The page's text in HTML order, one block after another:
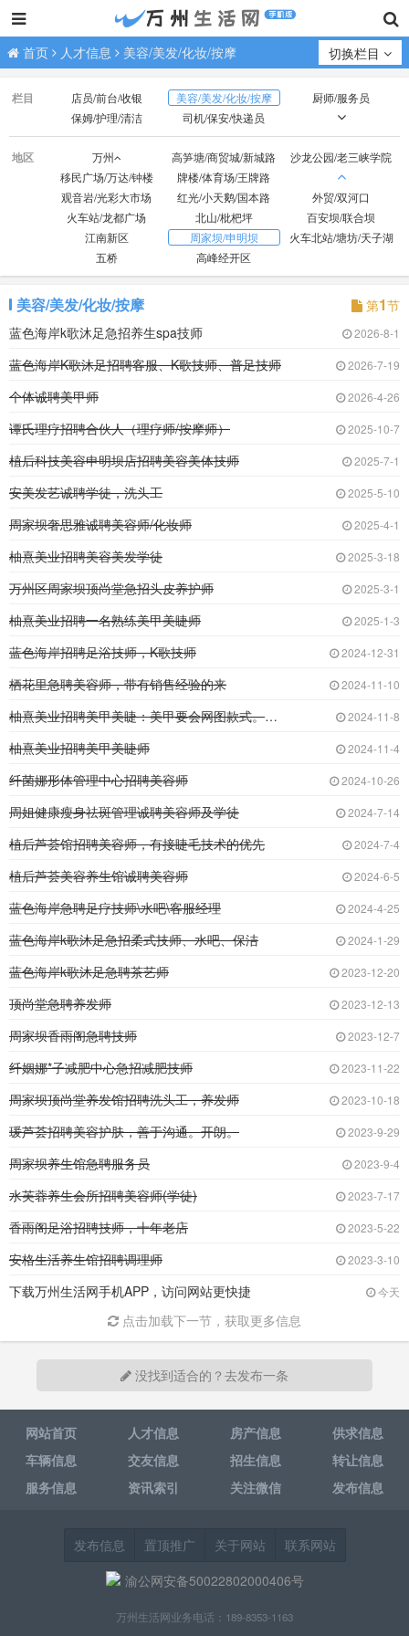
首页 人才信息 美容/美发/化妆/按摩 切换栏目
栏目 店员/前台/收银 美容/美发/化妆/按摩
厨师/服务员
保姆/护理/清洁
司机/保安/快递员
技工/普工
业务/销售/营销
文员/助理/设计/策划
财会/出纳/库管
经营/行政/人事/后勤
教师/教练/助教
医生/护士
网络/电商/代练
钟点工/兼职/寒暑假工
在校生/实习
无具体意向求职
地区 万州 高笋塘/商贸城/新城路
沙龙公园/老三峡学院
移民广场/万达/钟楼
牌楼/体育场/王牌路
观音岩/光彩大市场
红光/小天鹅/国本路
外贸/双河口
火车站/龙都广场
北山/枇杷坪
百安坝/联合坝
江南新区
周家坝/申明坝
火车北站/塘坊/天子湖
五桥
高峰经开区
美容/美发/化妆/按摩 第1节
蓝色海岸k歌沐足急招养生spa技师
2026-8-1
蓝色海岸K歌沐足招聘客服、K歌技师、普足技师 2026-7-19
个体诚聘美甲师 2026-4-26
谭氏理疗招聘合伙人（理疗师/按摩师） 2025-10-7
植后科技美容申明坝店招聘美容美体技师 2025-7-1
安美发艺诚聘学徒，洗头工 2025-5-10
周家坝奢思雅诚聘美容师/化妆师 2025-4-1
柚熹美业招聘美容美发学徒 2025-3-18
万州区周家坝顶尚堂急招头皮养护师 2025-3-1
柚熹美业招聘一名熟练美甲美睫师 2025-1-3
蓝色海岸招聘足浴技师，K歌技师 2024-12-31
栖花里急聘美容师，带有销售经验的来 2024-11-10
柚熹美业招聘美甲美睫：美甲要会网图款式。美睫 2024-11-8
柚熹美业招聘美甲美睫师 2024-11-4
纤菌娜形体管理中心招聘美容师 2024-10-26
周姐健康瘦身祛斑管理诚聘美容师及学徒 2024-7-14
植后芦荟馆招聘美容师，有接睫毛技术的优先 2024-7-4
植后芦荟美容养生馆诚聘美容师 2024-6-5
蓝色海岸急聘足疗技师\水吧\客服经理 2024-4-25
蓝色海岸k歌沐足急招柔式技师、水吧、保洁 2024-1-29
蓝色海岸k歌沐足急聘茶艺师 2023-12-20
顶尚堂急聘养发师 2023-12-13
周家坝香雨阁急聘技师 2023-12-7
纤姻娜*子减肥中心急招减肥技师 2023-11-22
周家坝顶尚堂养发馆招聘洗头工，养发师 2023-10-18
瑗芦荟招聘美容护肤，善于沟通。开朗。 2023-9-29
周家坝养生馆急聘服务员 2023-9-4
水芙蓉养生会所招聘美容师(学徒) 2023-7-17
香雨阁足浴招聘技师，十年老店 2023-5-22
安格生活养生馆招聘调理师 2023-3-10
下载万州生活网手机APP，访问网站更快捷 今天
点击加载下一节，获取更多信息
没找到适合的？去发布一条
网站首页 人才信息 房产信息
供求信息
车辆信息
交友信息 招生信息
转让信息
服务信息
资讯索引 关注微信 发布信息
发布信息 置顶推广 关于网站
联系网站
渝公网安备50022802000406号
万州生活网业务电话：189-8353-1163